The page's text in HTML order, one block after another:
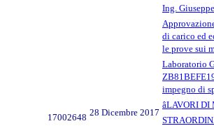
Ing. Giuseppe
di carico ed
le prove sui
Laboratorio
impegno di
17002648 28 Dicembre 2017
âLAVORI